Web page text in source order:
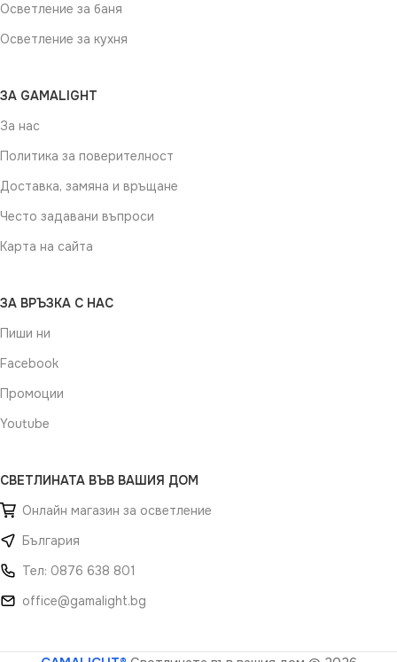
Осветление за баня
Осветление за кухня
ЗА GAMALIGHT
За нас
Политика за поверителност
Доставка, замяна и връщане
Често задавани въпроси
Карта на сайта
ЗА ВРЪЗКА С НАС
Пиши ни
Facebook
Промоции
Youtube
СВЕТЛИНАТА ВЪВ ВАШИЯ ДОМ
Онлайн магазин за осветление
България
Тел: 0876 638 801
office@gamalight.bg